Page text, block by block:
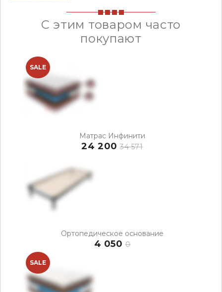
С этим товаром часто
покупают
SALE
Матрас Инфинити
24 20034 571
Ортопедическое основание
4 050 0
SALE